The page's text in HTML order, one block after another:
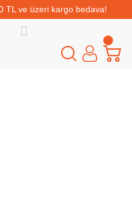
TL ve üzeri kargo bedava!